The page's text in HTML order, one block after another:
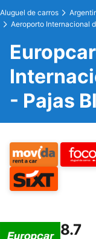
Aluguel de carros
Aeroporto Internacional
- Pajas
8.7